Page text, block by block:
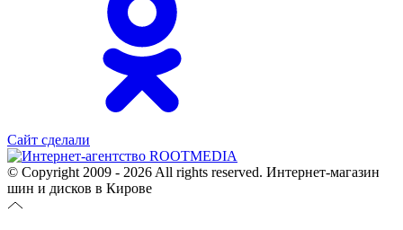
Сайт сделали
© Copyright 2009 - 2026 All rights reserved. Интернет-магазин
шин и дисков в Кирове